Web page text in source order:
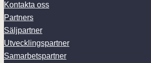
Kontakta oss
Partners
Säljpartner
Utvecklingspartner
Samarbetspartner